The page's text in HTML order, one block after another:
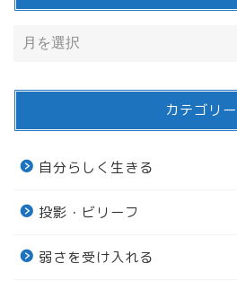
カテゴリー
自分らしく生きる
投影・ビリーフ
弱さを受け入れる